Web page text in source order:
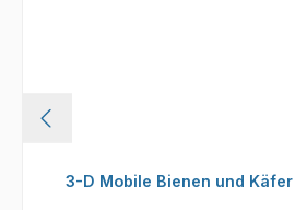
3-D Mobile Bienen und Käfer